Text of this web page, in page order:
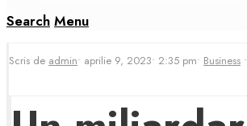
Search Menu
Scris de admin• aprilie 9, 2023• 2:35 pm• Business •